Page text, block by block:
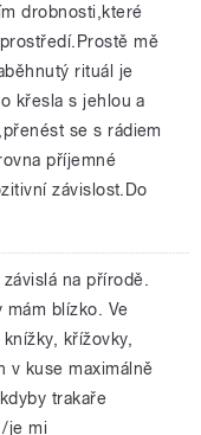
drobnosti,které
mě
rituál je
křesla s jehlou a
se s rádiem
příjemné
závislost.Do
na přírodě.
mám blízko. Ve
křížovky,
v kuse maximálně
trakaře
je mi